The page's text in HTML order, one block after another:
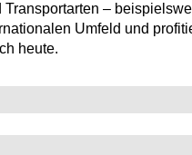
–
Umfeld und
heute.